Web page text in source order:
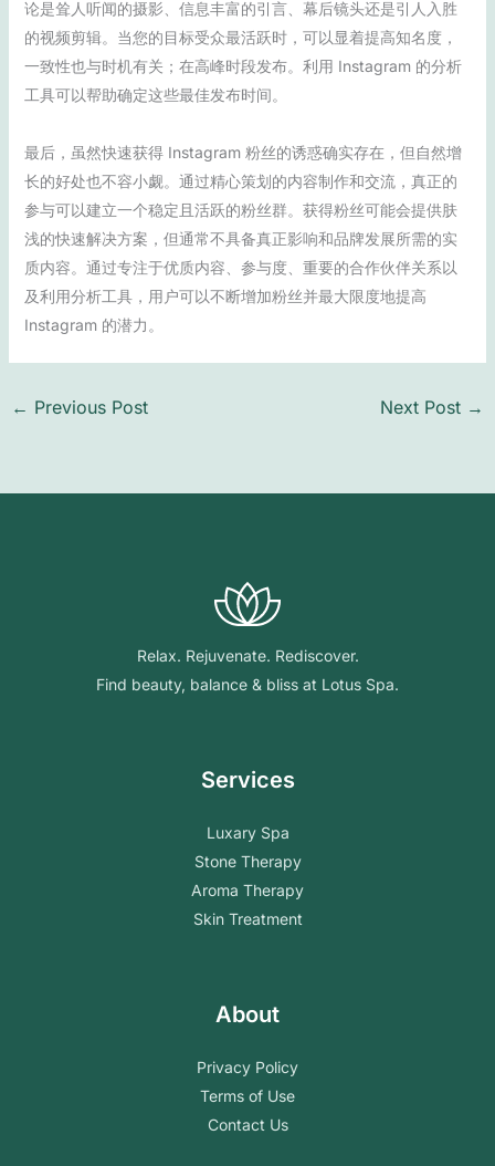
论是耸人听闻的摄影、信息丰富的引言、幕后镜头还是引人入胜
的视频剪辑。当您的目标受众最活跃时，可以显着提高知名度，
一致性也与时机有关；在高峰时段发布。利用 Instagram 的分析
工具可以帮助确定这些最佳发布时间。
最后，虽然快速获得 Instagram 粉丝的诱惑确实存在，但自然增
长的好处也不容小觑。通过精心策划的内容制作和交流，真正的
参与可以建立一个稳定且活跃的粉丝群。获得粉丝可能会提供肤
浅的快速解决方案，但通常不具备真正影响和品牌发展所需的实
质内容。通过专注于优质内容、参与度、重要的合作伙伴关系以
及利用分析工具，用户可以不断增加粉丝并最大限度地提高
Instagram 的潜力。
← Previous Post Next Post →
Relax. Rejuvenate. Rediscover.
Find beauty, balance & bliss at Lotus Spa.
Services
Luxary Spa
Stone Therapy
Aroma Therapy
Skin Treatment
About
Privacy Policy
Terms of Use
Contact Us